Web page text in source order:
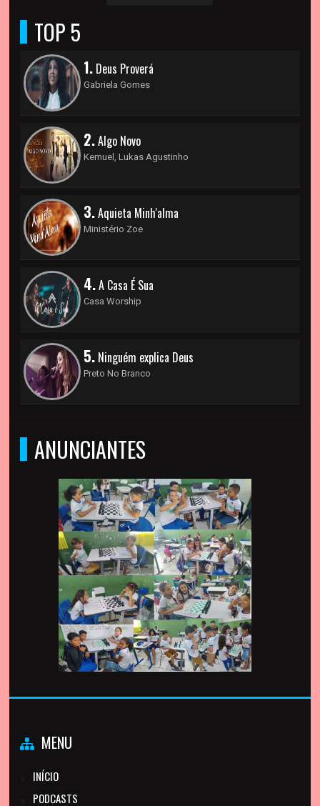
TOP 5
1. Deus Proverá
Gabriela Gomes
2.Algo Novo
Kemuel, Lukas Agustinho
3.Aquieta Minh'alma
Ministério Zoe
4.A Casa É Sua
Casa Worship
5. Ninguém explica Deus
Preto No Branco
ANUNCIANTES
MENU
INÍCIO
PODCASTS